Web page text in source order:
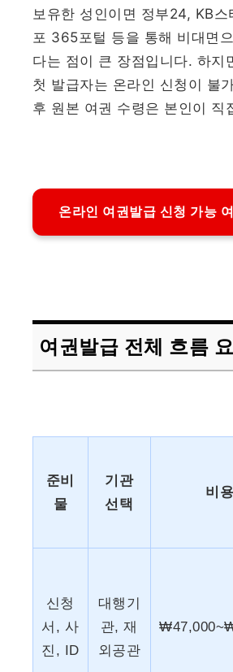
보유한 성인이면 정부24, KB스
포 365포털 등을 통해 비대면
다는 점이 큰 장점입니다. 하지
첫 발급자는 온라인 신청이 불
후 원본 여권 수령은 본인이 직
온라인 여권발급 신청 가능
여권발급 전체 흐름
준비
물
기관
선택
비용
신청
서, 사
진, ID
대행기
관, 재
외공관